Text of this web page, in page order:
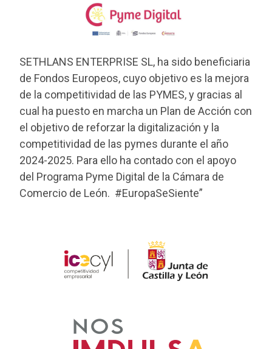
SETHLANS ENTERPRISE SL, ha sido beneficiaria
de Fondos Europeos, cuyo objetivo es la mejora
de la competitividad de las PYMES, y gracias al
cual ha puesto en marcha un Plan de Acción con
el objetivo de reforzar la digitalización y la
competitividad de las pymes durante el año
2024-2025. Para ello ha contado con el apoyo
del Programa Pyme Digital de la Cámara de
Comercio de León. #EuropaSeSiente”